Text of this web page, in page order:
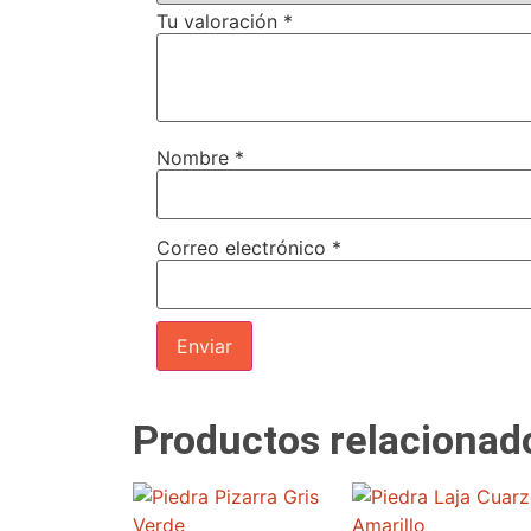
Tu valoración *
Nombre *
Correo electrónico *
Productos